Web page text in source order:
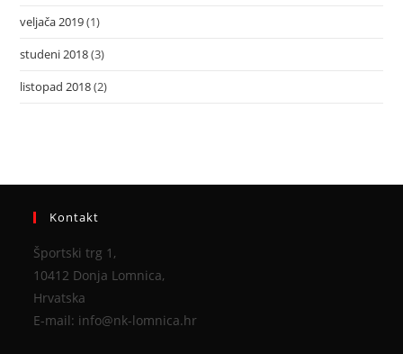
veljača 2019(1)
studeni 2018(3)
listopad 2018(2)
Kontakt
Športski trg 1,
10412 Donja Lomnica,
Hrvatska
E-mail: info@nk-lomnica.hr